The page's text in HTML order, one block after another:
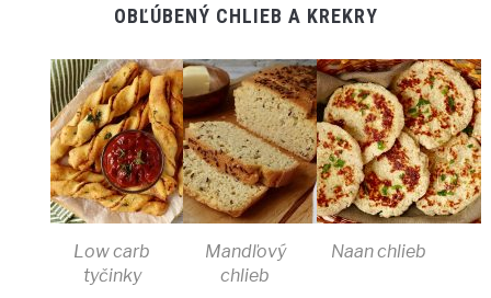
OBĽÚBENÝ CHLIEB A KREKRY
Low carb
tyčinky
Mandľový
chlieb
Naan chlieb